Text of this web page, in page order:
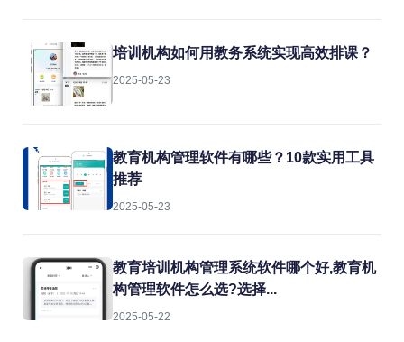
培训机构如何用教务系统实现高效排课？
2025-05-23
教育机构管理软件有哪些？10款实用工具
推荐
2025-05-23
教育培训机构管理系统软件哪个好,教育机
构管理软件怎么选?选择...
2025-05-22